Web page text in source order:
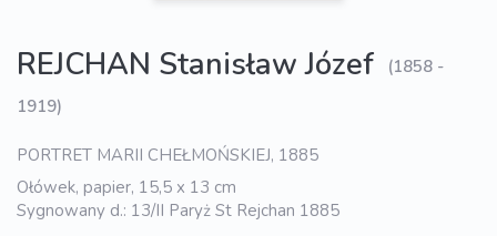
REJCHAN Stanisław Józef
(1858 -
1919)
PORTRET MARII CHEŁMOŃSKIEJ, 1885
Ołówek, papier, 15,5 x 13 cm
Sygnowany d.: 13/II Paryż St Rejchan 1885